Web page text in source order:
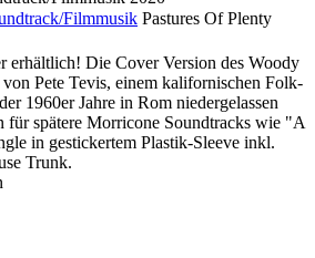
Filmmusik Pastures Of Plenty
erhältlich! Die Cover Version des Woody
Pete Tevis, einem kalifornischen Folk-
1960er Jahre in Rom niedergelassen
für spätere Morricone Soundtracks wie "A
in gestickertem Plastik-Sleeve inkl.
Trunk.